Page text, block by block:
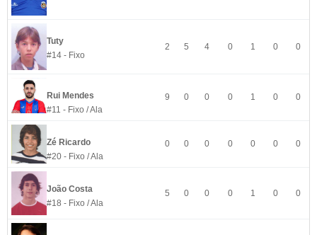
Tuty
#14 - Fixo
2 5 4 0 1 0 0
Rui Mendes
#11 - Fixo / Ala
9 0 0 0 1 0 0
Zé Ricardo
#20 - Fixo / Ala
0 0 0 0 0 0 0
João Costa
#18 - Fixo / Ala
5 0 0 0 1 0 0